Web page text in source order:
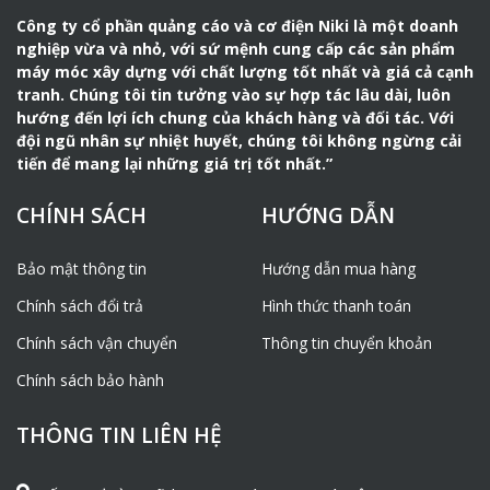
gian
Công ty cổ phần quảng cáo và cơ điện Niki là một doanh
nghiệp vừa và nhỏ, với sứ mệnh cung cấp các sản phẩm
máy móc xây dựng với chất lượng tốt nhất và giá cả cạnh
tranh. Chúng tôi tin tưởng vào sự hợp tác lâu dài, luôn
hướng đến lợi ích chung của khách hàng và đối tác. Với
đội ngũ nhân sự nhiệt huyết, chúng tôi không ngừng cải
tiến để mang lại những giá trị tốt nhất.”
CHÍNH SÁCH
Bảo mật thông tin
Chính sách đổi trả
Chính sách vận chuyển
Chính sách bảo hành
HƯỚNG DẪN
Hướng dẫn mua hàng
Hình thức thanh toán
Thông tin chuyển khoản
THÔNG TIN LIÊN HỆ